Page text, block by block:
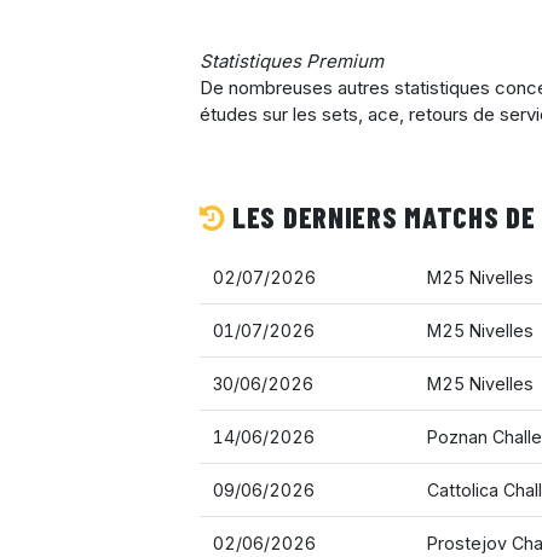
Statistiques Premium
De nombreuses autres statistiques
études sur les sets, ace, retours de
LES DERNIERS MATCHS
02/07/2026 M25 Nivelles
01/07/2026 M25 Nivelles
30/06/2026 M25 Nivelles
14/06/2026 Poznan
09/06/2026 Cattolica
02/06/2026 Prostejov